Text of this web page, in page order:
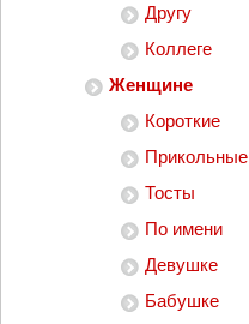
Другу
Коллеге
Женщине
Короткие
Прикольные
Тосты
По имени
Девушке
Бабушке